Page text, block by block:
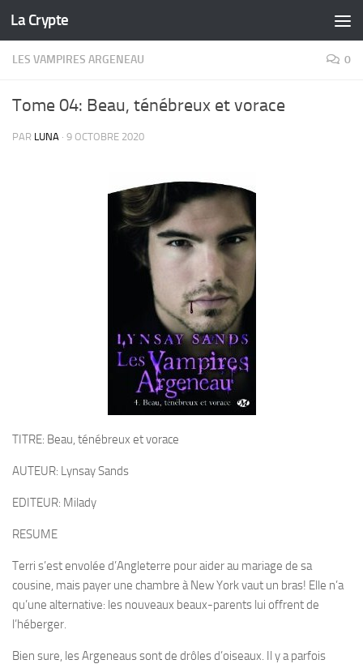
Skip to content
La Crypte
LES VAMPIRES ARGENEAU 0
Tome 04: Beau, ténébreux et vorace
PAR LUNA · 9 OCTOBRE 2020
TITRE: Beau, ténébreux et vorace
AUTEUR: Lynsay Sands
EDITEUR: Milady
RESUME
Terri s’est envolée d’Angleterre pour aider au mariage de sa
cousine, mais payer une chambre à New York vaut un bras! Elle n’a
qu’une alternative: les nouveaux beaux-parents lui offrent de
l’héberger.
Bien sure, les Argeneaus sont de drôles d’oiseaux. Il y a parfois